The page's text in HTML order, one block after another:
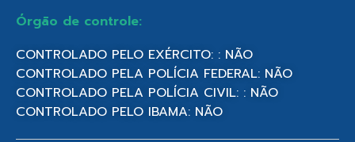
Órgão de controle:
CONTROLADO PELO EXÉRCITO: : NÃO
CONTROLADO PELA POLÍCIA FEDERAL: NÃO
CONTROLADO PELA POLÍCIA CIVIL: : NÃO
CONTROLADO PELO IBAMA: NÃO